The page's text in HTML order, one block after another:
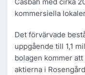
kommersiella
Det förvärvade
uppgående till 1,1
bolagen kommer
aktierna i